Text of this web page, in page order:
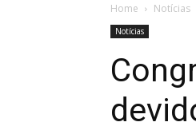
Home Notícias
Notícias